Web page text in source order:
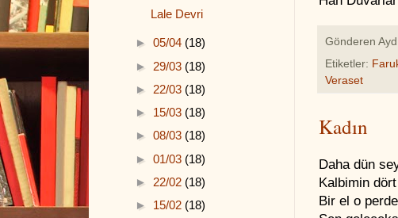
Gönderen
Etiketler:
Veraset
Kadın
Daha dün
Kalbimin
Bir el o
Lale Devri
► 05/04 (18)
► 29/03 (18)
► 22/03 (18)
► 15/03 (18)
► 08/03 (18)
► 01/03 (18)
► 22/02 (18)
► 15/02 (18)